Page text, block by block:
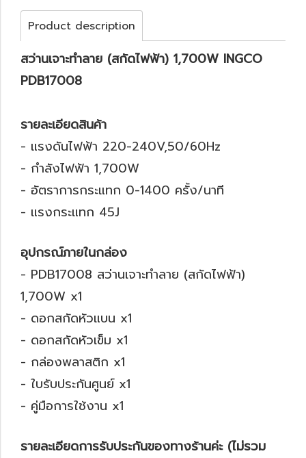
Product description
สว่านเจาะทำลาย (สกัดไฟฟ้า) 1,700W INGCO
PDB17008
รายละเอียดสินค้า
- แรงดันไฟฟ้า 220-240V,50/60Hz
- กำลังไฟฟ้า 1,700W
- อัตราการกระแทก 0-1400 ครั้ง/นาที
- แรงกระแทก 45J
อุปกรณ์ภายในกล่อง
- PDB17008 สว่านเจาะทำลาย (สกัดไฟฟ้า)
1,700W x1
- ดอกสกัดหัวแบน x1
- ดอกสกัดหัวเข็ม x1
- กล่องพลาสติก x1
- ใบรับประกันศูนย์ x1
- คู่มือการใช้งาน x1
รายละเอียดการรับประกันของทางร้านค่ะ (ไม่รวม